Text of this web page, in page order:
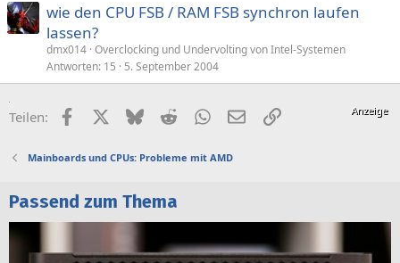
wie den CPU FSB / RAM FSB synchron laufen
lassen?
dmx014 Overclocking und Undervolting von Intel-Systemen
Antworten 15 5. September 2004
Teilen: FacebookX (Twitter)
BlueskyRedditWhatsApp
E-MailLink
Mainboards und CPUs: Probleme mit AMD
Passend zum Thema